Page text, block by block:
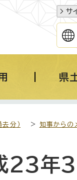
サ
県
分） > 知事から
23年3